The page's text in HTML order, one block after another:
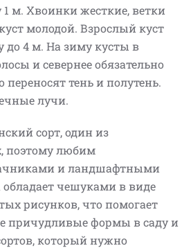
м. Хвоинки жесткие, ветки
молодой. Взрослый куст
до 4 м. На зиму кусты в
и севернее обязательно
тень и полутень.
лучи.
сорт, один из
поэтому любим
и ландшафтными
чешуками в виде
рисунков, что помогает
причудливые формы в саду и
который нужно